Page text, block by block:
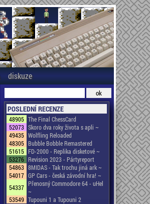
diskuze
POSLEDNÍ RECENZE
48905 The Final ChessCard
52073 Skoro dva roky života s apli ~
49435 Wolfling Reloaded
48305 Bubble Bobble Remastered
51615 FD-2000 - Replika disketové ~
53276 Revision 2023 - Pártyreport
54863 8MIDAS - Tak trochu jiná ark ~
54017 GP Cars - česká závodní hra! ~
54337 Přenosný Commodore 64 - uHel
~
53549 Tupouni 1 a Tupouni 2